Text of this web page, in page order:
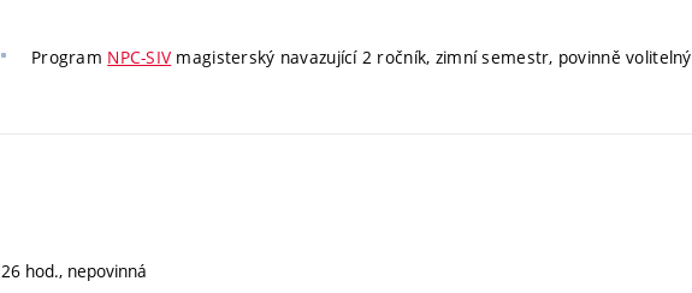
Program NPC-SIV magisterský navazující 2 ročník, zimní semestr, povinně volitelný
26 hod., nepovinná